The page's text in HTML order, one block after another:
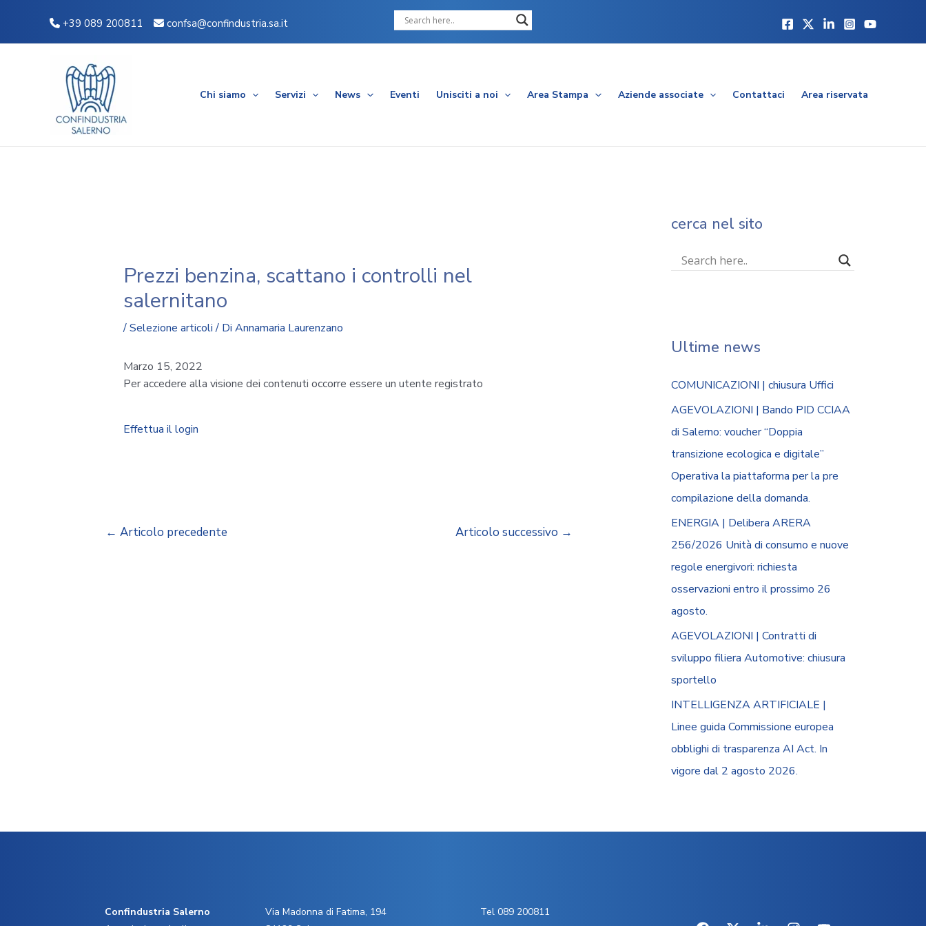
contenuto
+39 089 200811 confsa@confindustria.sa.it
Chi siamo Servizi News Eventi Unisciti a noi Area Stampa Aziende associate Contattaci Area riservata
Prezzi benzina, scattano i controlli nel
salernitano
/Selezione articoli/ Di Annamaria Laurenzano
Marzo 15, 2022
Per accedere alla visione dei contenuti occorre essere un utente registrato
Effettua il login
articoli
← Articolo precedente Articolo successivo →
cerca nel sito
Ultime news
COMUNICAZIONI | chiusura Uffici
AGEVOLAZIONI | Bando PID CCIAA
di Salerno: voucher “Doppia
transizione ecologica e digitale”
Operativa la piattaforma per la pre
compilazione della domanda.
ENERGIA | Delibera ARERA
256/2026 Unità di consumo e nuove
regole energivori: richiesta
osservazioni entro il prossimo 26
agosto.
AGEVOLAZIONI | Contratti di
sviluppo filiera Automotive: chiusura
sportello
INTELLIGENZA ARTIFICIALE |
Linee guida Commissione europea
obblighi di trasparenza AI Act. In
vigore dal 2 agosto 2026.
Confindustria Salerno
Via Madonna di Fatima, 194
Tel 089 200811